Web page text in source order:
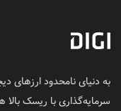
به دنیای نامحدود ارزهای
سرمایه‌گذاری با ریسک